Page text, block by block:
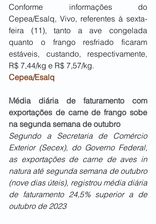
Conforme informações do
Cepea/Esalq, Vivo, referentes à sexta-
feira (11), tanto a ave congelada
quanto o frango resfriado ficaram
estáveis, custando, respectivamente,
R$ 7,44/kg e R$ 7,57/kg.
Cepea/Esalq
Média diária de faturamento com
exportações de carne de frango sobe
na segunda semana de outubro
Segundo a Secretaria de Comércio
Exterior (Secex), do Governo Federal,
as exportações de carne de aves in
natura até segunda semana de outubro
(nove dias úteis), registrou média diária
de faturamento 24,5% superior a de
outubro de 2023